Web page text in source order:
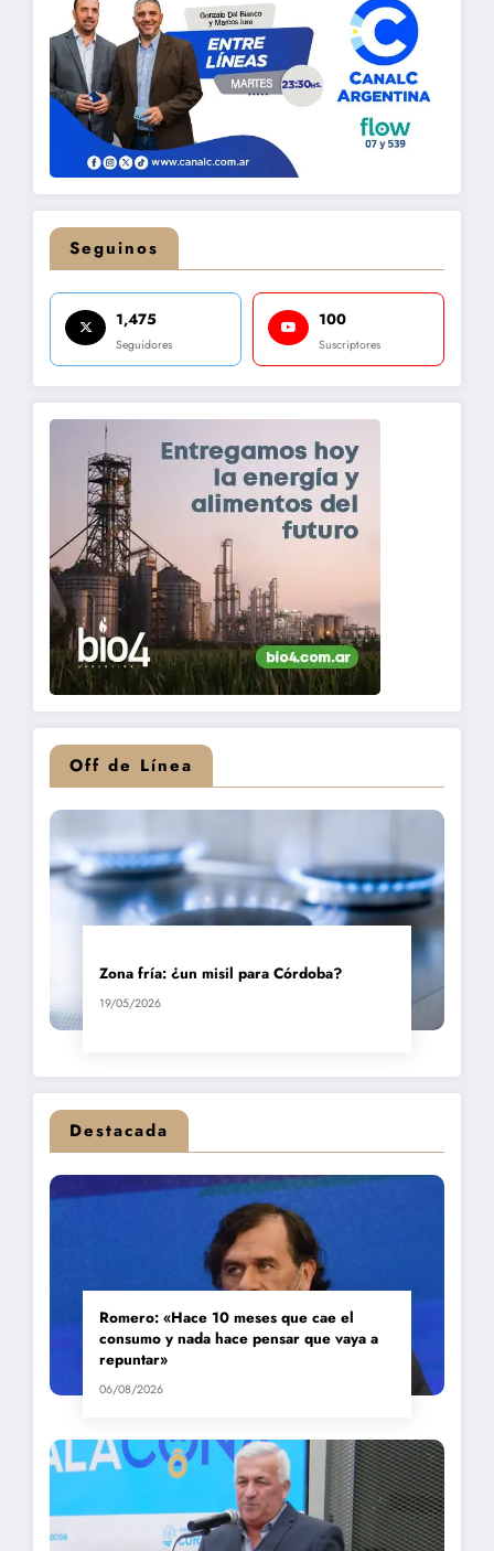
Seguinos
1,475
Seguidores
100
Suscriptores
Off de Línea
Zona fría: ¿un misil para Córdoba?
19/05/2026
Destacada
Romero: «Hace 10 meses que cae el
consumo y nada hace pensar que vaya a
repuntar»
06/08/2026